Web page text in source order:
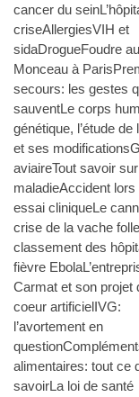
cancer du
criseAllergiesVIH et
sidaDrogueFoudre
Monceau à
secours: les gestes
sauventLe corps
génétique, l’étude de
et ses
aviaireTout savoir sur
maladieAccident lors
essai cliniqueLe
crise de la vache
classement des
fièvre
Carmat et son projet
coeur artificielIVG:
l’avortement en
alimentaires: tout ce
savoirLa loi de santé